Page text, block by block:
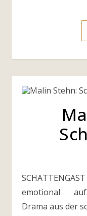
SCHATTENGAST von Malin Stehn ist ein
emotional
Drama aus der